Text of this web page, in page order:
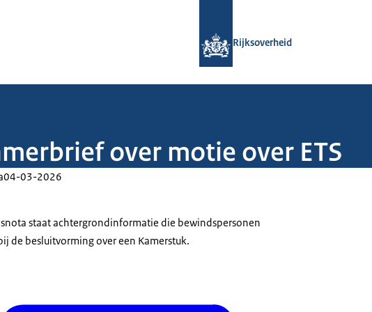
Rijksoverheid
over motie over ETS
04-03-2026
staat achtergrondinformatie die bewindspersonen
de besluitvorming over een Kamerstuk.